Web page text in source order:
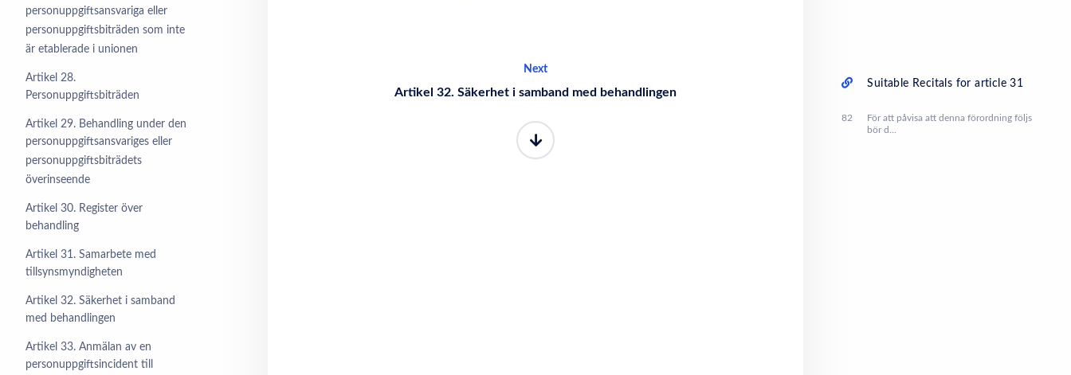
personuppgiftsansvariga eller
personuppgiftsbiträden som inte
är etablerade i unionen
Artikel 28.
Personuppgiftsbiträden
Artikel 29. Behandling under den
personuppgiftsansvariges eller
personuppgiftsbiträdets
överinseende
Artikel 30. Register över
behandling
Artikel 31. Samarbete med
tillsynsmyndigheten
Artikel 32. Säkerhet i samband
med behandlingen
Artikel 33. Anmälan av en
personuppgiftsincident till
Next
Artikel 32. Säkerhet i samband med behandlingen
Suitable Recitals for article 31
82
För att påvisa att denna förordning följs
bör d...